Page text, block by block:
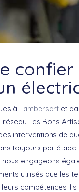
à Lambersart et
réseau Les Bons
interventions de
toujours par
engageons
utilisés que les
compétences.